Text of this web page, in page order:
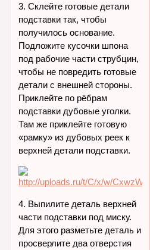
3. Склейте готовые детали
подставки так, чтобы
получилось основание.
Подложите кусочки шпона
под рабочие части струбцин,
чтобы не повредить готовые
детали с внешней стороны.
Приклейте по рёбрам
подставки дубовые уголки.
Там же приклейте готовую
«рамку» из дубовых реек к
верхней детали подставки.
4. Выпилите деталь верхней
части подставки под миску.
Для этого разметьте деталь и
просверлите два отверстия